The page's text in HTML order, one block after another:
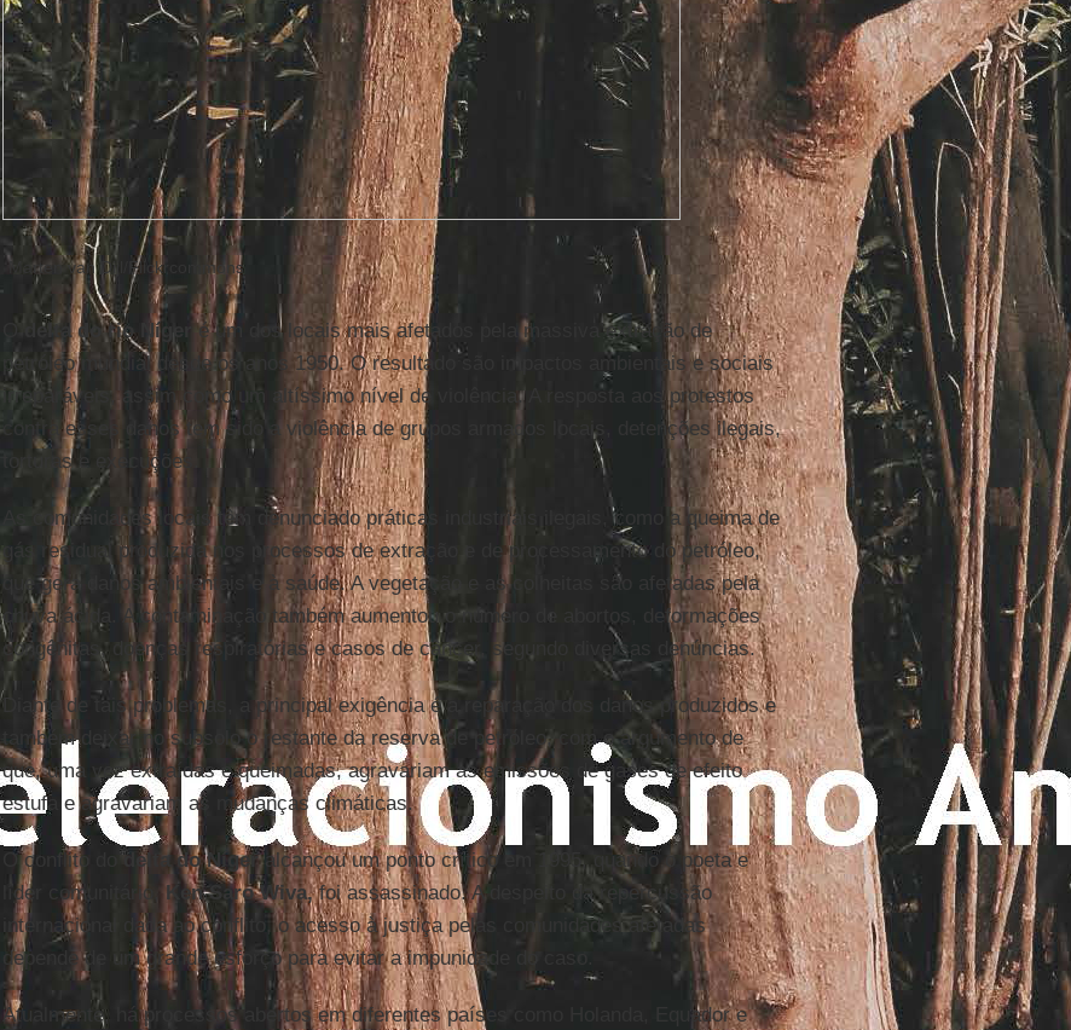
Marten van Dijl/Flickrcommons
delta do rio Níger
é um dos locais mais afetados pela massiva extração de
petróleo mundial desde os anos 1950. O resultado são impactos ambientais e sociais
irreparáveis, assim como um altíssimo nível de violência. A resposta aos protestos
contra esses danos tem sido a violência de grupos armados locais, detenções ilegais,
torturas e execuções.
As comunidades locais têm denunciado práticas industriais ilegais, como a queima de
gás residual produzida nos processos de extração e de processamento do petróleo,
que gera danos ambientais e à saúde. A vegetação e as colheitas são afetadas pela
chuva ácida. A contaminação também aumentou o número de abortos, deformações
congênitas, doenças respiratórias e casos de câncer, segundo diversas denúncias.
Diante de tais problemas, a principal exigência é a reparação dos danos produzidos e
também deixar no subsolo o restante da reserva de petróleo, com o argumento de
que, uma vez extraídas e queimadas, agravariam as emissões de gases de efeito
estufa e agravariam as mudanças climáticas.
O conflito dodelta do Nígeralcançou um ponto crítico em 1995, quando o poeta e
líder comunitário,
Ken Saro Wiva,foi assassinado. A despeito da repercussão
internacional dada ao conflito, o acesso à justiça pelas comunidades afetadas
depende de um grande esforço para evitar a impunidade do caso.
Atualmente, há processos abertos em diferentes países como Holanda, Equador e